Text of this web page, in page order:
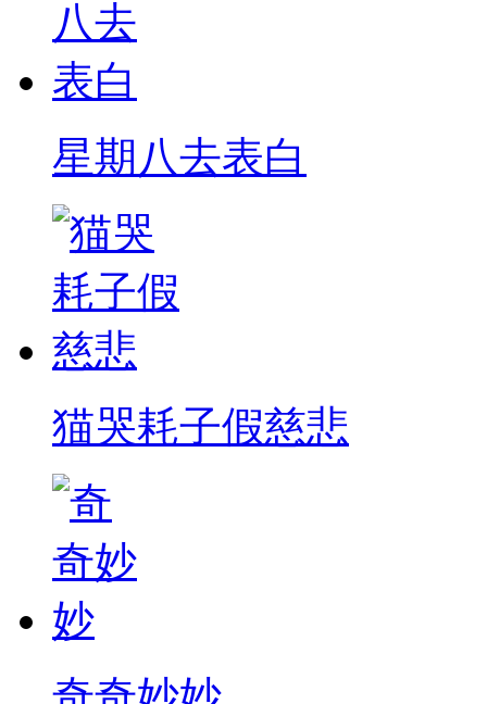
星期八去表白
猫哭耗子假慈悲